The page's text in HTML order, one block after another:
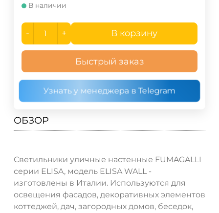
В наличии
- + В корзину
Быстрый заказ
Узнать у менеджера в Telegram
ОБЗОР
Светильники уличные настенные FUMAGALLI
серии ELISA, модель ELISA WALL -
изготовлены в Италии. Используются для
освещения фасадов, декоративных элементов
коттеджей, дач, загородных домов, беседок,